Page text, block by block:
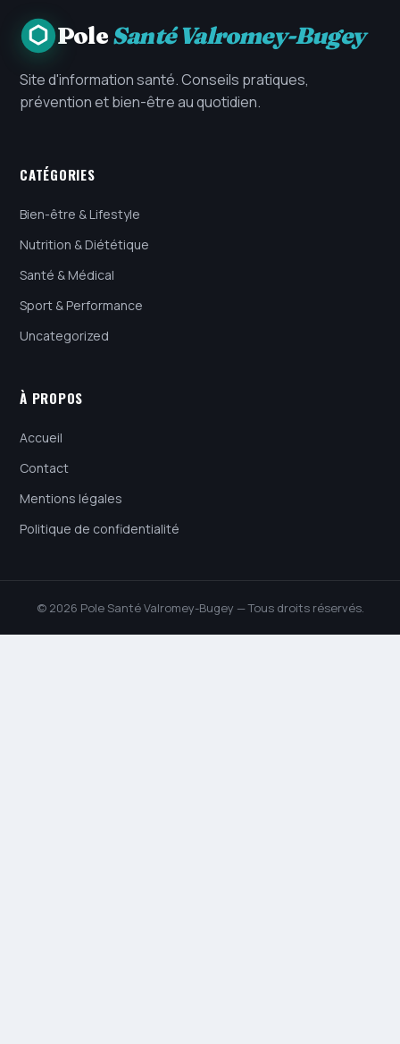
PoleSanté Valromey-Bugey
Site d'information santé. Conseils pratiques,
prévention et bien-être au quotidien.
CATÉGORIES
Bien-être & Lifestyle
Nutrition & Diététique
Santé & Médical
Sport & Performance
Uncategorized
À PROPOS
Accueil
Contact
Mentions légales
Politique de confidentialité
© 2026 Pole Santé Valromey-Bugey — Tous droits réservés.